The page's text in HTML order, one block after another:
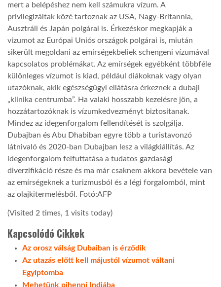
mert a belépéshez nem kell számukra vízum. A
privilegizáltak közé tartoznak az USA, Nagy-Britannia,
Ausztráli és Japán polgárai is. Érkezéskor megkapják a
vízumot az Európai Uniós országok polgárai is, miután
sikerült megoldani az emírségekbeliek schengeni vízumával
kapcsolatos problémákat. Az emírségek egyébként többféle
különleges vízumot is kiad, például diákoknak vagy olyan
utazóknak, akik egészségügyi ellátásra érkeznek a dubaji
„klinika centrumba”. Ha valaki hosszabb kezelésre jön, a
hozzátartozóknak is vízumkedvezményt biztosítanak.
Mindez az idegenforgalom fellendítését is szolgálja.
Dubajban és Abu Dhabiban egyre több a turistavonzó
látnivaló és 2020-ban Dubajban lesz a világkiállítás. Az
idegenforgalom felfuttatása a tudatos gazdasági
diverzifikáció része és ma már csaknem akkora bevétele van
az emírségeknek a turizmusból és a légi forgalomból, mint
az olajkitermelésből. Fotó:AFP
(Visited 2 times, 1 visits today)
Kapcsolódó Cikkek
Az orosz válság Dubaiban is érződik
Az utazás előtt kell májustól vízumot váltani
Egyiptomba
Mehetünk pihenni Indiába